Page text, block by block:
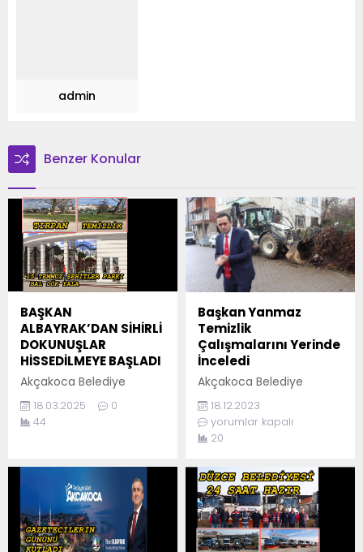
admin
Benzer Konular
BAŞKAN
ALBAYRAK’DAN SİHİRLİ
DOKUNUŞLAR
HİSSEDİLMEYE BAŞLADI
Akçakoca Belediye
Başkanı Fikret Albayrak,
Ramazan bayramını
öncesi parkları tertemiz
ramazan bayramı öncesi
15 Temmuz Şehitler
parkında temizlik
çalışmalarını
başlattı.Yıllardan beri
bakımsız kalan park,
18.03.2025
0
44
Başkan Yanmaz
Temizlik
Çalışmalarını Yerinde
İnceledi
Akçakoca Belediye
Başkanı Okan Yanmaz,
şiddetli fırtınanın
ardından meydana gelen
hasarları incelemek ve
temizlik çalışmalarını
yerinde inceledi.
Fırtınanın etkisiyle
Akçakoca çevresinde
devrilen 170 ağacın
temizlik ekipleri
18.12.2023
yorumlar kapalı
20